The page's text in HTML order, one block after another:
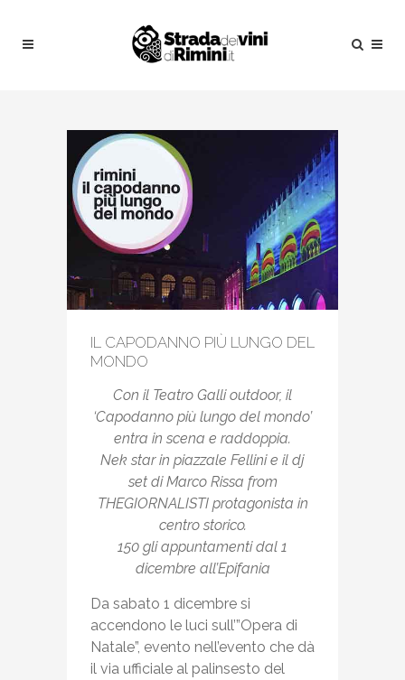
IL CAPODANNO PIÙ LUNGO DEL
MONDO
Con il Teatro Galli outdoor, il
‘Capodanno più lungo del mondo’
entra in scena e raddoppia.
Nek star in piazzale Fellini e il dj
set di Marco Rissa from
THEGIORNALISTI protagonista in
centro storico.
150 gli appuntamenti dal 1
dicembre all’Epifania
Da sabato 1 dicembre si
accendono le luci sull’”Opera di
Natale”, evento nell’evento che dà
il via ufficiale al palinsesto del